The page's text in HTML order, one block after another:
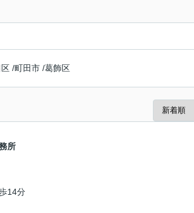
/町田市 /葛飾区
所
14分